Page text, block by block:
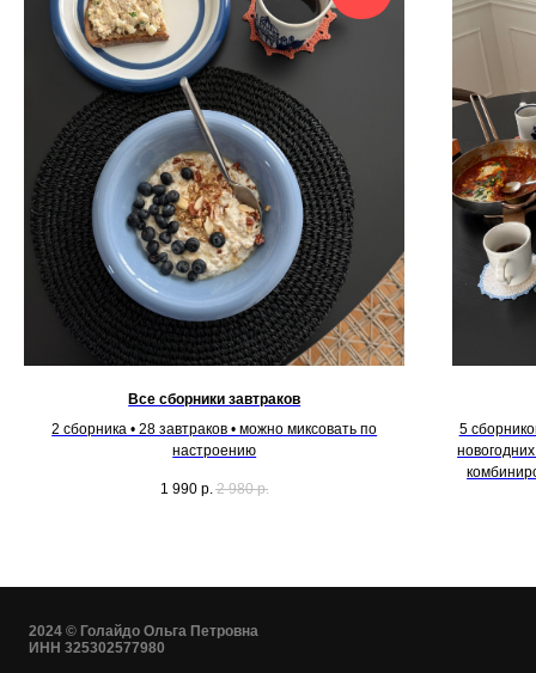
Все сборники завтраков
2 сборника • 28 завтраков • можно миксовать по
настроению
1 990 р. 2 980 р.
5
2024 © Голайдо Ольга Петровна
ИНН 325302577980